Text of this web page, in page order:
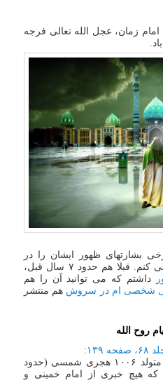
زمان، عجل الله تعالی فرجه
بشارتهای ظهور ایشان را در
روایات و سخنان بزرگان بیان می کنم. قبلا هم حدود ۷ سال قبل،
داشتم که می توانید آن را هم
شخصی ام در سروش هم منتشر
روح الله
۱۳۹
:
این کتاب تالیف علامه مجلسی متولد ۱۰۰۶ هجری شمسی (حدود
که هیچ خبری از امام خمینی و